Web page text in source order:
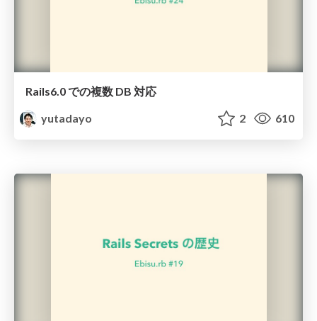
Rails6.0 での複数 DB 対応
yutadayo
2 610